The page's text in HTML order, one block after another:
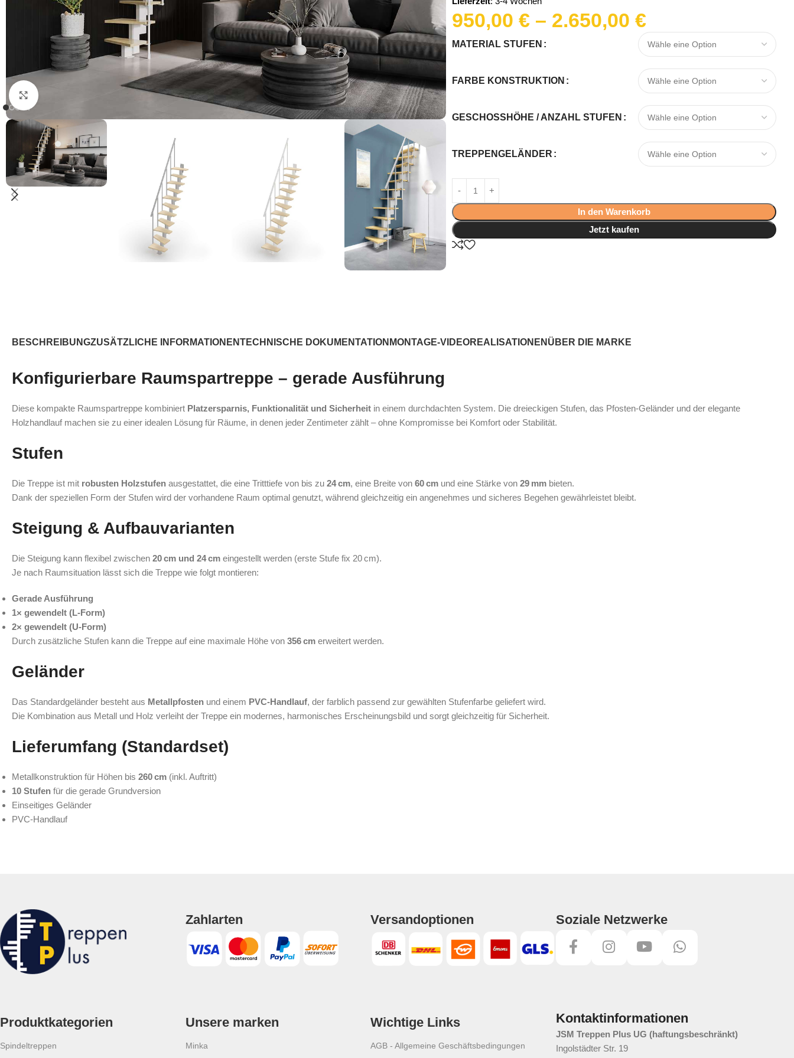
Klicken Sie, um zu vergrößern
950,00 € – 2.650,00 €
MATERIAL STUFEN
FARBE KONSTRUKTION
GESCHOSSHÖHE / ANZAHL STUFEN
TREPPENGELÄNDER
In den Warenkorb
Jetzt kaufen
BESCHREIBUNGZUSÄTZLICHE INFORMATIONENTECHNISCHE DOKUMENTATION MONTAGE-VIDEOREALISATIONEN ÜBER DIE MARKE
Konfigurierbare Raumspartreppe – gerade Ausführung
Diese kompakte Raumspartreppe kombiniert Platzersparnis, Funktionalität und Sicherheit in einem durchdachten System. Die dreieckigen Stufen, das Pfosten‑Geländer und der elegante
Holzhandlauf machen sie zu einer idealen Lösung für Räume, in denen jeder Zentimeter zählt – ohne Kompromisse bei Komfort oder Stabilität.
Stufen
Die Treppe ist mit robusten Holzstufen ausgestattet, die eine Tritttiefe von bis zu 24 cm, eine Breite von 60 cm und eine Stärke von 29 mm bieten.
Dank der speziellen Form der Stufen wird der vorhandene Raum optimal genutzt, während gleichzeitig ein angenehmes und sicheres Begehen gewährleistet bleibt.
Steigung & Aufbauvarianten
Die Steigung kann flexibel zwischen 20 cm und 24 cm eingestellt werden (erste Stufe fix 20 cm).
Je nach Raumsituation lässt sich die Treppe wie folgt montieren:
Gerade Ausführung
1× gewendelt (L‑Form)
2× gewendelt (U‑Form)
Durch zusätzliche Stufen kann die Treppe auf eine maximale Höhe von 356 cm erweitert werden.
Geländer
Das Standardgeländer besteht aus Metallpfosten und einem PVC-Handlauf, der farblich passend zur gewählten Stufenfarbe geliefert wird.
Die Kombination aus Metall und Holz verleiht der Treppe ein modernes, harmonisches Erscheinungsbild und sorgt gleichzeitig für Sicherheit.
Lieferumfang (Standardset)
Metallkonstruktion für Höhen bis 260 cm (inkl. Auftritt)
10 Stufen für die gerade Grundversion
Einseitiges Geländer
PVC-Handlauf
Zahlarten Versandoptionen Soziale Netzwerke
Produktkategorien
Spindeltreppen
Unsere marken
Minka
Wichtige Links
AGB - Allgemeine Geschäftsbedingungen
Kontaktinformationen
JSM Treppen Plus UG (haftungsbeschränkt)
Ingolstädter Str. 19